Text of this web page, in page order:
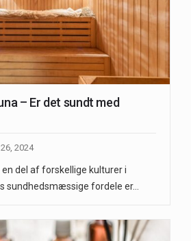
– Er det sundt med
2024
del af forskellige kulturer i
sundhedsmæssige fordele er…